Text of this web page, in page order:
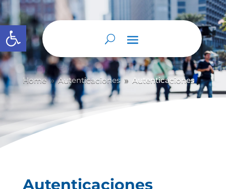
Abrir barra de herramientas
Home 9 Autenticaciones 9 Autenticaciones
Autenticaciones